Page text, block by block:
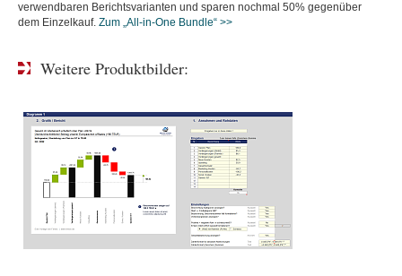
verwendbaren Berichtsvarianten und sparen nochmal 50% gegenüber
dem Einzelkauf. Zum „All-in-One Bundle“ >>
Weitere Produktbilder: